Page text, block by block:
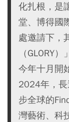
化扎根，是
堂、博得國
處邀請下，
（GLORY
今年十月開
2024年，
步全球的
灣藝術、科